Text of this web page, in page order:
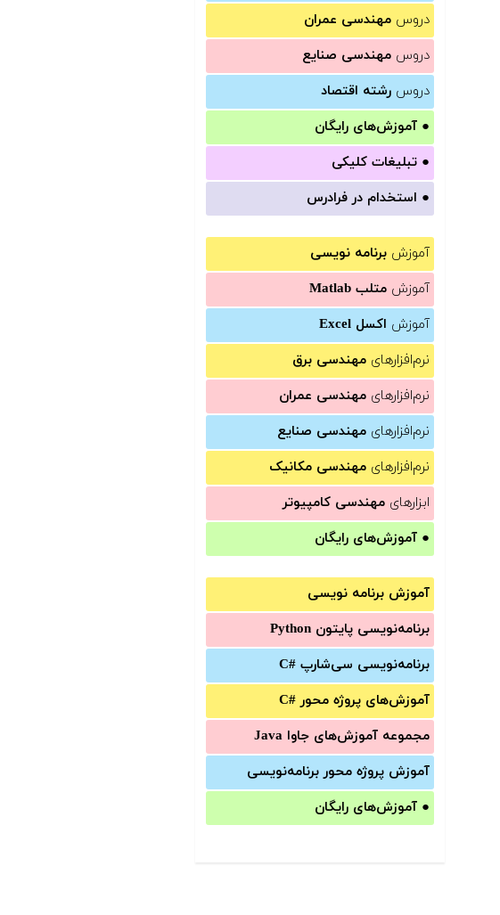
دروس مهندسی عمران
دروس مهندسی صنایع
دروس رشته اقتصاد
● آموزش‌های رایگان
● تبلیغات کلیکی
● استخدام در فرادرس
آموزش برنامه نویسی
آموزش متلب Matlab
آموزش اکسل Excel
نرم‌افزارهای مهندسی برق
نرم‌افزارهای مهندسی عمران
نرم‌افزارهای مهندسی صنایع
نرم‌افزارهای مهندسی مکانیک
ابزارهای مهندسی کامپیوتر
● آموزش‌های رایگان
آموزش برنامه نویسی
برنامه‌نویسی پایتون Python
برنامه‌‌نویسی سی‌شارپ C#‎
آموزش‌های پروژه محور #C
مجموعه آموزش‌های جاوا Java
آموزش‌ پروژه محور برنامه‌نویسی
● آموزش‌های رایگان